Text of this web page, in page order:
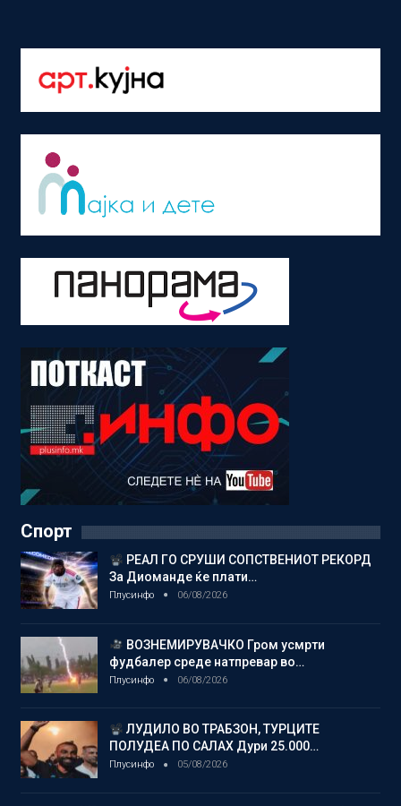
Спорт
РЕАЛ ГО СРУШИ СОПСТВЕНИОТ РЕКОРД
За Диоманде ќе плати…
Плусинфо 06/08/2026
ВОЗНЕМИРУВАЧКО Гром усмрти
фудбалер среде натпревар во…
Плусинфо 06/08/2026
ЛУДИЛО ВО ТРАБЗОН, ТУРЦИТЕ
ПОЛУДЕА ПО САЛАХ Дури 25.000…
Плусинфо 05/08/2026